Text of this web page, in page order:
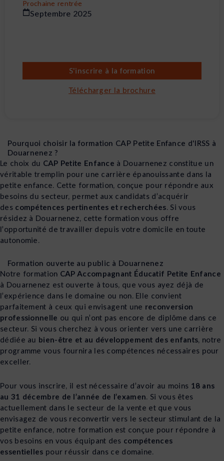
Prochaine rentrée
Septembre 2025
S'inscrire à la formation
Télécharger la brochure
Pourquoi choisir la formation CAP Petite Enfance d'IRSS à
Douarnenez ?
Le choix du CAP Petite Enfance à Douarnenez constitue un
véritable tremplin pour une carrière épanouissante dans la
petite enfance. Cette formation, conçue pour répondre aux
besoins du secteur, permet aux candidats d’acquérir
des compétences pertinentes et recherchées. Si vous
résidez à Douarnenez, cette formation vous offre
l’opportunité de travailler depuis votre domicile en toute
autonomie.
Formation ouverte au public à Douarnenez
Notre formation CAP Accompagnant Éducatif Petite Enfance
à Douarnenez est ouverte à tous, que vous ayez déjà de
l’expérience dans le domaine ou non. Elle convient
parfaitement à ceux qui envisagent une reconversion
professionnelle ou qui n’ont pas encore de diplôme dans ce
secteur. Si vous cherchez à vous orienter vers une carrière
dédiée au bien-être et au développement des enfants, notre
programme vous fournira les compétences nécessaires pour
exceller.
Pour vous inscrire, il est nécessaire d’avoir au moins 18 ans
au 31 décembre de l’année de l’examen. Si vous êtes
actuellement dans le secteur de la vente et que vous
envisagez de vous reconvertir vers le secteur stimulant de la
petite enfance, notre formation est conçue pour répondre à
vos besoins en vous équipant des compétences
essentielles pour réussir dans ce domaine.